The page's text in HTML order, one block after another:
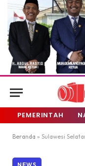
PEMERINTAH
Beranda » Sulawesi Selatan